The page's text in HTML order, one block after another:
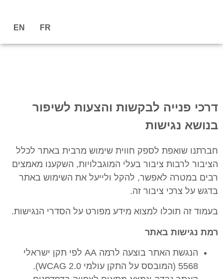
FR
EN
דרכי פנייה לבקשות והצעות לשיפור
בנושא נגישות
חברתנו שואפת לספק חווית שימוש מרבית באתר לכלל
הציבור לרבות ציבור בעלי המוגבלויות, השקענו מאמצים
רבים במטרה לאפשר, להקל ולייעל את השימוש באתר
בדגש על צרכי ציבור זה.
בעמוד זה תוכלו למצוא מידע מפורט על הסדרי הנגישות.
רמת נגישות באתר
הנגשת האתר בוצעה לרמה AA לפי תקן ישראלי
5568 (המובסס על התקן עולמי WCAG 2.0).